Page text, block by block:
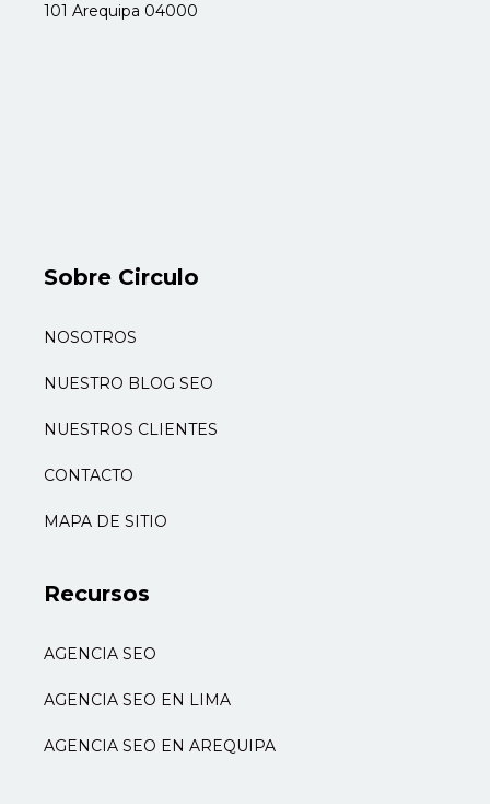
101 Arequipa 04000
Sobre Circulo
NOSOTROS
NUESTRO BLOG SEO
NUESTROS CLIENTES
CONTACTO
MAPA DE SITIO
Recursos
AGENCIA SEO
AGENCIA SEO EN LIMA
AGENCIA SEO EN AREQUIPA